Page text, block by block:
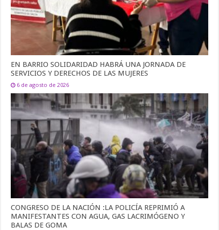
EN BARRIO SOLIDARIDAD HABRÁ UNA JORNADA DE
SERVICIOS Y DERECHOS DE LAS MUJERES
6 de agosto de 2026
CONGRESO DE LA NACIÓN :LA POLICÍA REPRIMIÓ A
MANIFESTANTES CON AGUA, GAS LACRIMÓGENO Y
BALAS DE GOMA